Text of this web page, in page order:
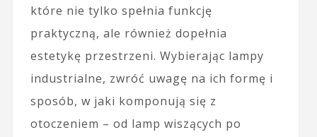
które nie tylko spełnia funkcję
praktyczną, ale również dopełnia
estetykę przestrzeni. Wybierając lampy
industrialne, zwróć uwagę na ich formę i
sposób, w jaki komponują się z
otoczeniem – od lamp wiszących po